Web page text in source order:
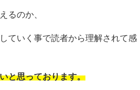
るのか、
ていく事で読者から理解されて感
と思っております。